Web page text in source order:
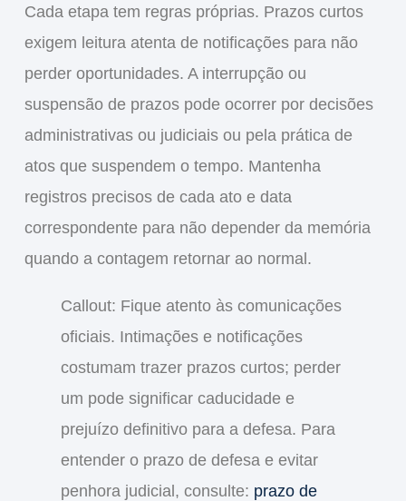
Cada etapa tem regras próprias. Prazos curtos
exigem leitura atenta de notificações para não
perder oportunidades. A interrupção ou
suspensão de prazos pode ocorrer por decisões
administrativas ou judiciais ou pela prática de
atos que suspendem o tempo. Mantenha
registros precisos de cada ato e data
correspondente para não depender da memória
quando a contagem retornar ao normal.
Callout: Fique atento às comunicações
oficiais. Intimações e notificações
costumam trazer prazos curtos; perder
um pode significar caducidade e
prejuízo definitivo para a defesa. Para
entender o prazo de defesa e evitar
penhora judicial, consulte: prazo de